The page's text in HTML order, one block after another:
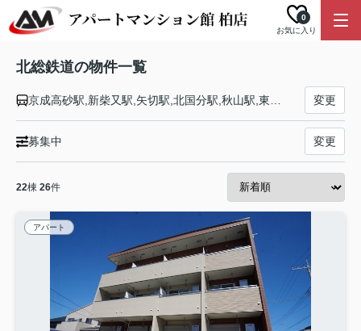
お気に入り
0
北総鉄道の物件一覧
変更
募集中 変更
22棟 26件
アパート